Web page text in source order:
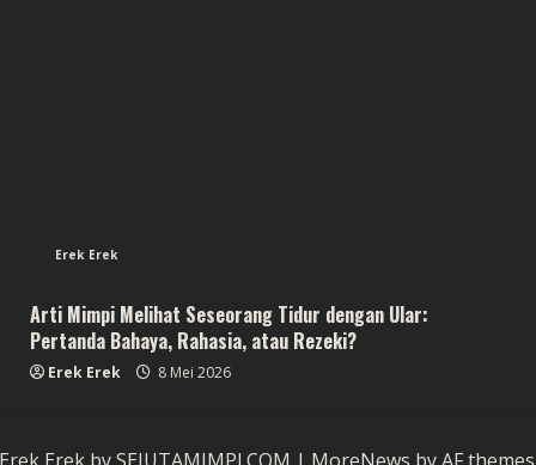
Erek Erek
Arti Mimpi Melihat Seseorang Tidur dengan Ular:
Pertanda Bahaya, Rahasia, atau Rezeki?
Erek Erek 8 Mei 2026